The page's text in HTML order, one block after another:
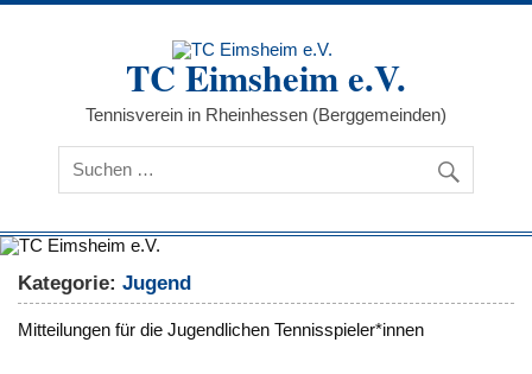
Zum
TC Eimsheim e.V.
Tennisverein in Rheinhessen (Berggemeinden)
Kategorie:Jugend
Mitteilungen für die Jugendlichen Tennisspieler*innen